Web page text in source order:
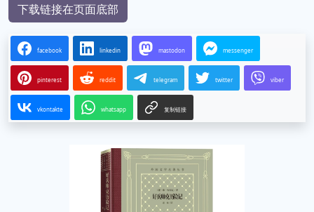
下载链接在页面底部
facebook linkedin mastodon messenger
pinterest reddit telegram twitter viber
vkontakte whatsapp 复制链接